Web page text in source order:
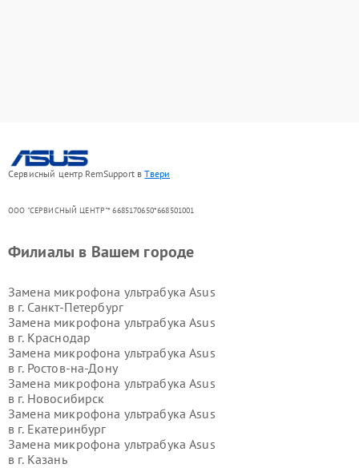
Сервисный центр RemSupport вТвери
ООО "СЕРВИСНЫЙ ЦЕНТР"* 6685170650*668501001
Филиалы в Вашем городе
Замена микрофона ультрабука Asus
в г. Санкт-Петербург
Замена микрофона ультрабука Asus
в г. Краснодар
Замена микрофона ультрабука Asus
в г. Ростов-на-Дону
Замена микрофона ультрабука Asus
в г. Новосибирск
Замена микрофона ультрабука Asus
в г. Екатеринбург
Замена микрофона ультрабука Asus
в г. Казань